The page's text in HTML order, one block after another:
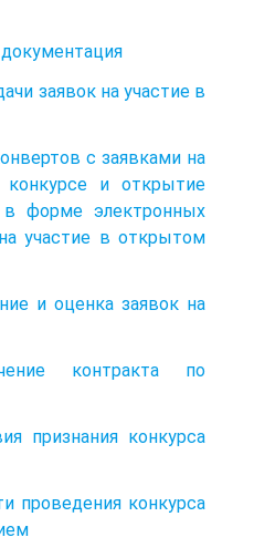
заявок на участие в
с заявками на
и открытие
форме электронных
участие в открытом
и оценка заявок на
контракта по
признания конкурса
проведения конкурса